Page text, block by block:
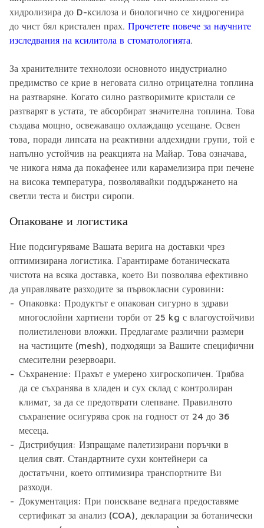
хидролизира до D-ксилоза и биологично се хидрогенира
до чист бял кристален прах. Прочетете повече за научните
изследвания на ксилитола в стоматологията.
За хранителните технолози основното индустриално
предимство се крие в неговата силно отрицателна топлина
на разтваряне. Когато силно разтворимите кристали се
разтварят в устата, те абсорбират значителна топлина. Това
създава мощно, освежаващо охлаждащо усещане. Освен
това, поради липсата на реактивни алдехидни групи, той е
напълно устойчив на реакцията на Майар. Това означава,
че никога няма да покафенее или карамелизира при печене
на висока температура, позволявайки поддържането на
светли теста и бистри сиропи.
Опаковане и логистика
Ние подсигуряваме Вашата верига на доставки чрез
оптимизирана логистика. Гарантираме ботаническата
чистота на всяка доставка, което Ви позволява ефективно
да управлявате разходите за първокласни суровини:
Опаковка: Продуктът е опакован сигурно в здрави
многослойни хартиени торби от 25 kg с влагоустойчиви
полиетиленови вложки. Предлагаме различни размери
на частиците (mesh), подходящи за Вашите специфични
смесителни резервоари.
Съхранение: Прахът е умерено хигроскопичен. Трябва
да се съхранява в хладен и сух склад с контролиран
климат, за да се предотврати слепване. Правилното
съхранение осигурява срок на годност от 24 до 36
месеца.
Дистрибуция: Изпращаме палетизирани поръчки в
целия свят. Стандартните сухи контейнери са
достатъчни, което оптимизира транспортните Ви
разходи.
Документация: При поискване веднага предоставяме
сертификат за анализ (COA), декларации за ботанически